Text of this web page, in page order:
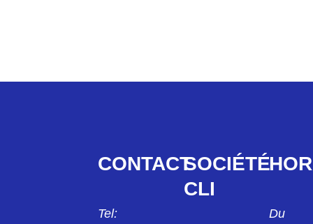
CONTACT
Tel:
SOCIÉTÉ
CLI
Du